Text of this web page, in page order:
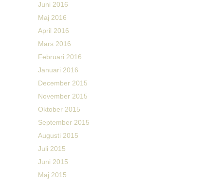
Juni 2016
Maj 2016
April 2016
Mars 2016
Februari 2016
Januari 2016
December 2015
November 2015
Oktober 2015
September 2015
Augusti 2015
Juli 2015
Juni 2015
Maj 2015